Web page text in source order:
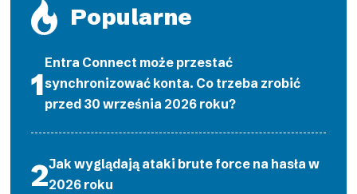
Popularne
Entra Connect może przestać
synchronizować konta. Co trzeba zrobić
przed 30 września 2026 roku?
Jak wyglądają ataki brute force na hasła w
2026 roku